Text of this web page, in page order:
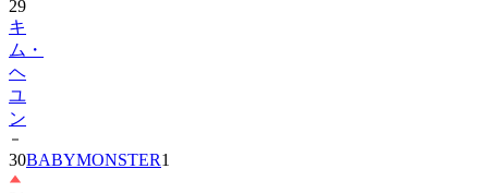
ム・
ヘ
ユ
ン
30
31
チ